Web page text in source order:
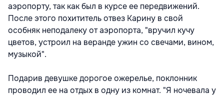
аэропорту, так как был в курсе ее передвижений.
После этого похититель отвез Карину в свой
особняк неподалеку от аэропорта, "вручил кучу
цветов, устроил на веранде ужин со свечами, вином,
музыкой".
Подарив девушке дорогое ожерелье, поклонник
проводил ее на отдых в одну из комнат. "Я ночевала у